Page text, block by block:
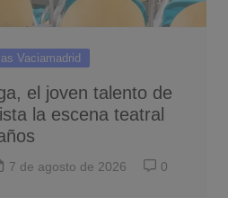
Vaciamadrid
el joven talento de
la escena teatral
7 de agosto de 2026 0